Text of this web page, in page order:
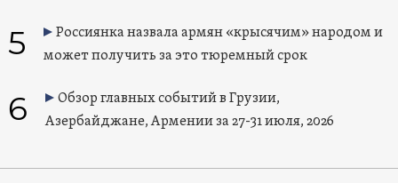
5
Россиянка назвала армян «крысячим» народом и
может получить за это тюремный срок
6
Обзор главных событий в Грузии,
Азербайджане, Армении за 27-31 июля, 2026